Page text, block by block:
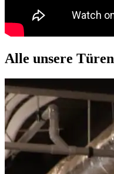
Alle unsere Türen